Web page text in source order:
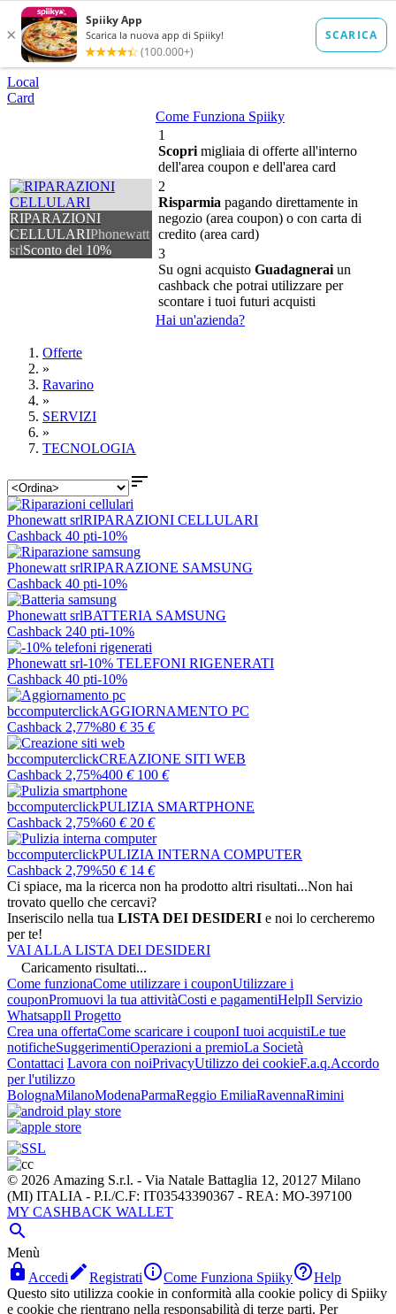
Local
Card
RIPARAZIONI
CELLULARIPhonewatt
srlSconto del 10%
Come Funziona Spiiky
1
Scopri migliaia di offerte all'interno
dell'area coupon e dell'area card
2
Risparmia pagando direttamente in
negozio (area coupon) o con carta di
credito (area card)
3
Su ogni acquisto Guadagnerai un
cashback che potrai utilizzare per
scontare i tuoi futuri acquisti
Hai un'azienda?
Offerte
»
Ravarino
»
SERVIZI
»
TECNOLOGIA

Phonewatt srlRIPARAZIONI CELLULARI
Cashback 40 pti-10%
Phonewatt srlRIPARAZIONE SAMSUNG
Cashback 40 pti-10%
Phonewatt srlBATTERIA SAMSUNG
Cashback 240 pti-10%
Phonewatt srl-10% TELEFONI RIGENERATI
Cashback 40 pti-10%
bccomputerclickAGGIORNAMENTO PC
Cashback 2,77%80 € 35 €
bccomputerclickCREAZIONE SITI WEB
Cashback 2,75%400 € 100 €
bccomputerclickPULIZIA SMARTPHONE
Cashback 2,75%60 € 20 €
bccomputerclickPULIZIA INTERNA COMPUTER
Cashback 2,79%50 € 14 €
Ci spiace, ma la ricerca non ha prodotto altri risultati...Non hai
trovato quello che cercavi?
Inseriscilo nella tua LISTA DEI DESIDERI e noi lo cercheremo
per te!
VAI ALLA LISTA DEI DESIDERI
Caricamento risultati...
Come funzionaCome utilizzare i couponUtilizzare i
couponPromuovi la tua attivitàCosti e pagamentiHelpIl Servizio
WhatsappIl Progetto
Crea una offertaCome scaricare i couponI tuoi acquistiLe tue
notificheSuggerimentiOperazioni a premioLa Società
Contattaci Lavora con noiPrivacyUtilizzo dei cookieF.a.q.Accordo
per l'utilizzo
BolognaMilanoModenaParmaReggio EmiliaRavennaRimini
© 2026 Amazing S.r.l. - Via Natale Battaglia 12, 20127 Milano
(MI) ITALIA - P.I./C.F: IT03543390367 - REA: MO-397100
MY CASHBACK WALLET

Menù
 Accedi RegistratiCome Funziona SpiikyHelp
Questo sito utilizza cookie in conformità alla cookie policy di Spiiky
e cookie che rientrano nella responsabilità di terze parti. Per